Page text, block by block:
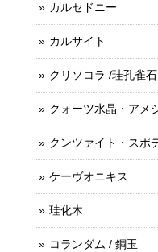
カルセドニー
カルサイト
クリソコラ /珪孔雀石
クォーツ水晶・アメ
クンツァイト・スポ
ケーヴオニキス
珪化木
コランダム / 鋼玉